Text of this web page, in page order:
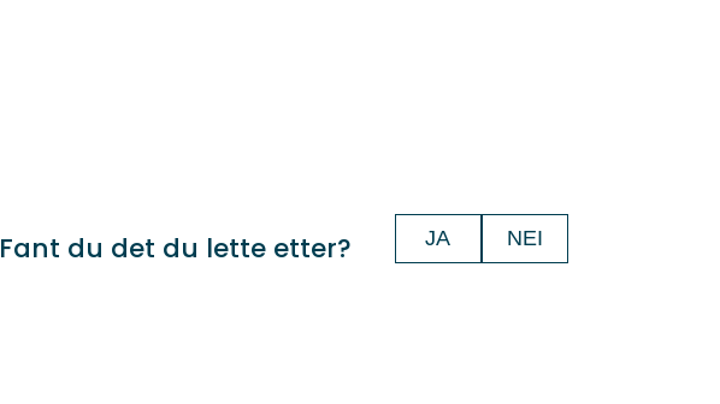
Fant du det du lette etter? JA NEI